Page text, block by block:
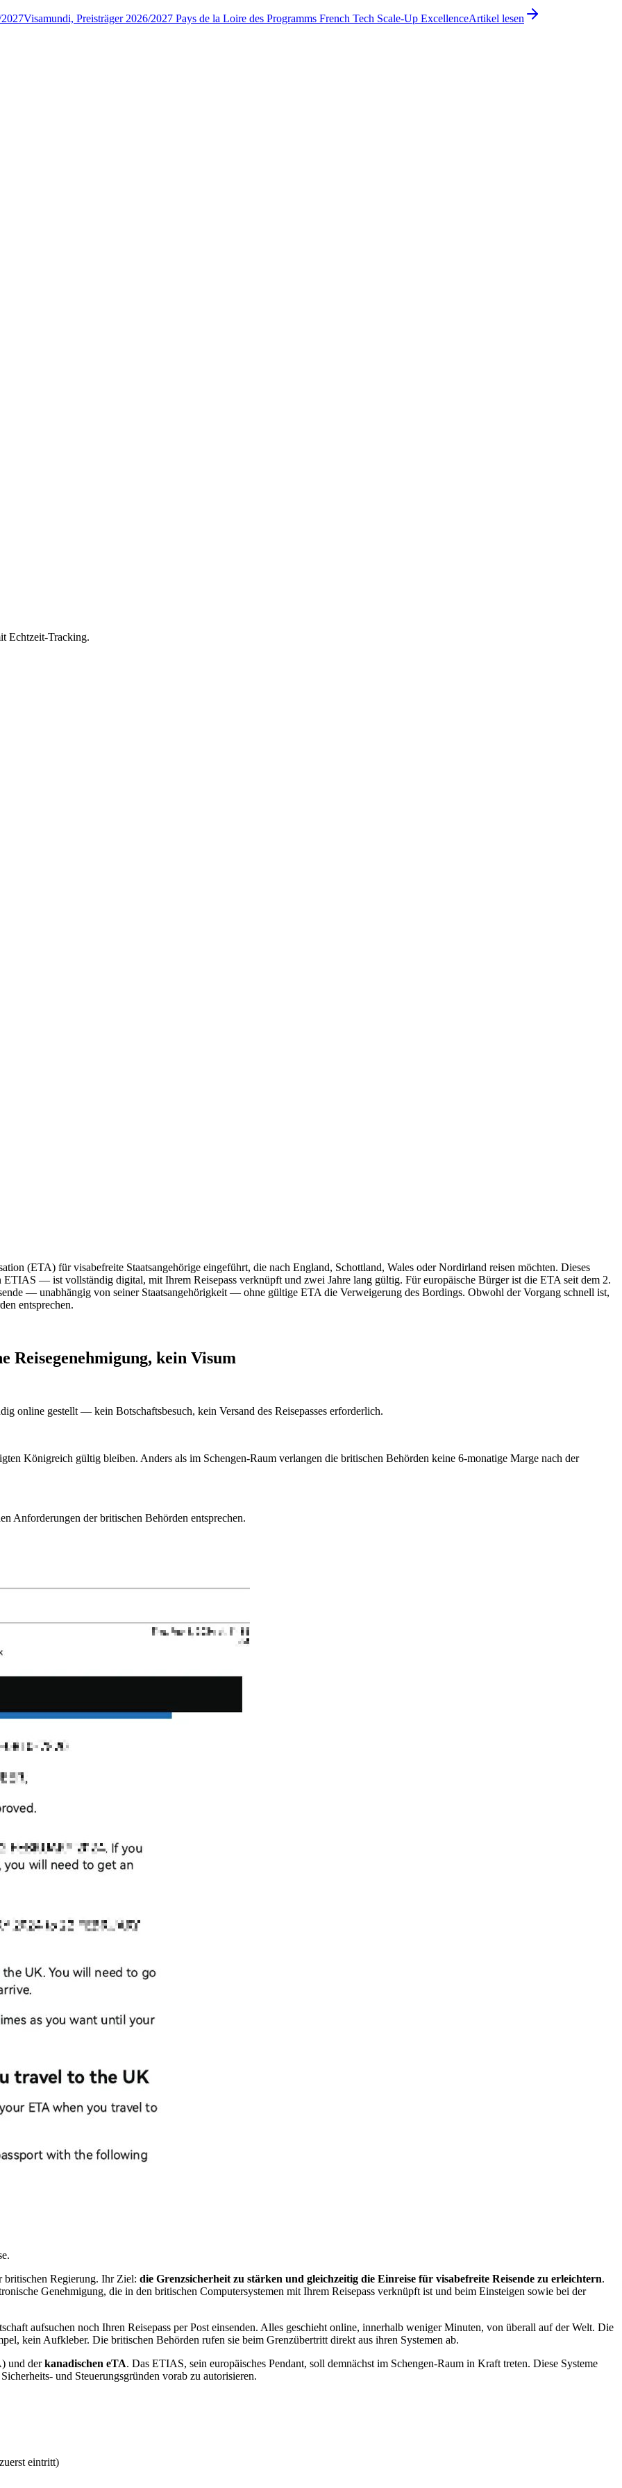
Visamundi, Preisträger 2026/2027 Pays de la Loire des Programms French Tech Scale-Up ExcellenceArtikel lesen
Echtzeit-Tracking.
(ETA) für visabefreite Staatsangehörige eingeführt, die nach England, Schottland, Wales oder Nordirland reisen möchten. Dieses
— ist vollständig digital, mit Ihrem Reisepass verknüpft und zwei Jahre lang gültig. Für europäische Bürger ist die ETA seit dem 2.
— unabhängig von seiner Staatsangehörigkeit — ohne gültige ETA die Verweigerung des Bordings. Obwohl der Vorgang schnell ist,
entsprechen.
Reisegenehmigung, kein Visum
online gestellt — kein Botschaftsbesuch, kein Versand des Reisepasses erforderlich.
Königreich gültig bleiben. Anders als im Schengen-Raum verlangen die britischen Behörden keine 6-monatige Marge nach der
Anforderungen der britischen Behörden entsprechen.
britischen Regierung. Ihr Ziel: die Grenzsicherheit zu stärken und gleichzeitig die Einreise für visabefreite Reisende zu erleichtern.
Genehmigung, die in den britischen Computersystemen mit Ihrem Reisepass verknüpft ist und beim Einsteigen sowie bei der
aufsuchen noch Ihren Reisepass per Post einsenden. Alles geschieht online, innerhalb weniger Minuten, von überall auf der Welt. Die
kein Aufkleber. Die britischen Behörden rufen sie beim Grenzübertritt direkt aus ihren Systemen ab.
und derkanadischen eTA. Das ETIAS, sein europäisches Pendant, soll demnächst im Schengen-Raum in Kraft treten. Diese Systeme
und Steuerungsgründen vorab zu autorisieren.
eintritt)